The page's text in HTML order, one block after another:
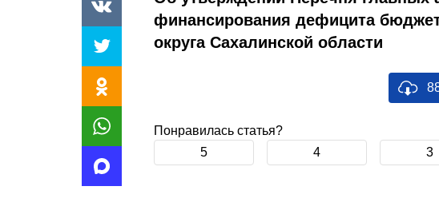
финансирования дефицита
округа Сахалинской области
Понравилась статья?
5 4 3